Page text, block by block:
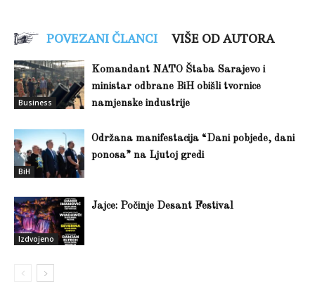
POVEZANI ČLANCI VIŠE OD AUTORA
Business
Komandant NATO Štaba Sarajevo i
ministar odbrane BiH obišli tvornice
namjenske industrije
BiH
Održana manifestacija “Dani pobjede, dani
ponosa” na Ljutoj gredi
Izdvojeno
Jajce: Počinje Desant Festival